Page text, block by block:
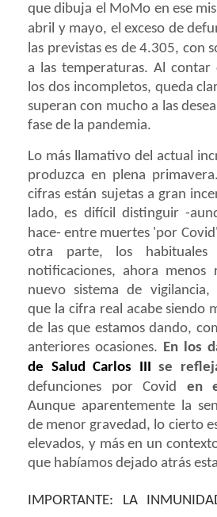
que dibuja el MoMo en ese
abril y mayo, el exceso de
las previstas es de 4.305, con
a las temperaturas. Al contar
los dos incompletos, queda
superan con mucho a las
fase de la pandemia.
Lo más llamativo del actual
produzca en plena
cifras están sujetas a gran
lado, es difícil distinguir -
hace- entre muertes 'por
otra parte, los
notificaciones, ahora menos
nuevo sistema de
que la cifra real acabe siendo
de las que estamos dando,
anteriores ocasiones. En los
de Salud Carlos III se
defunciones por Covid en
Aunque aparentemente la
de menor gravedad, lo cierto
elevados, y más en un
que habíamos dejado atrás
IMPORTANTE: LA